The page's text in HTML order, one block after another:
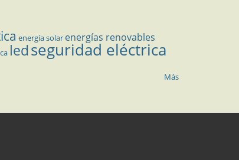
energía solar energías renovables
ledseguridad eléctrica
Más